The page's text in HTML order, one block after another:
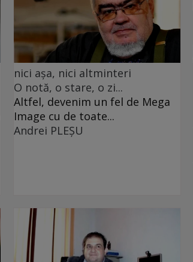
nici așa, nici altminteri
O notă, o stare, o zi...
Altfel, devenim un fel de Mega
Image cu de toate...
Andrei PLEŞU